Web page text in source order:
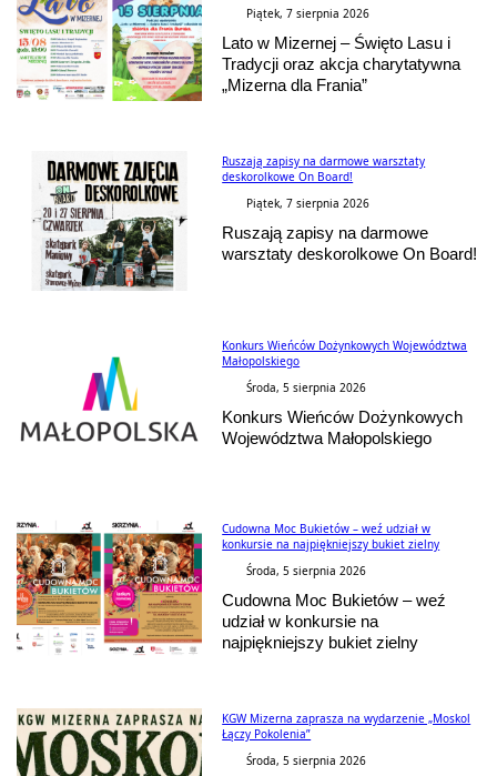
Piątek, 7 sierpnia 2026
Lato w Mizernej – Święto Lasu i
Tradycji oraz akcja charytatywna
„Mizerna dla Frania”
Ruszają zapisy na darmowe warsztaty
deskorolkowe On Board!
Piątek, 7 sierpnia 2026
Ruszają zapisy na darmowe
warsztaty deskorolkowe On Board!
Konkurs Wieńców Dożynkowych Województwa
Małopolskiego
Środa, 5 sierpnia 2026
Konkurs Wieńców Dożynkowych
Województwa Małopolskiego
Cudowna Moc Bukietów – weź udział w
konkursie na najpiękniejszy bukiet zielny
Środa, 5 sierpnia 2026
Cudowna Moc Bukietów – weź
udział w konkursie na
najpiękniejszy bukiet zielny
KGW Mizerna zaprasza na wydarzenie „Moskol
Łączy Pokolenia”
Środa, 5 sierpnia 2026